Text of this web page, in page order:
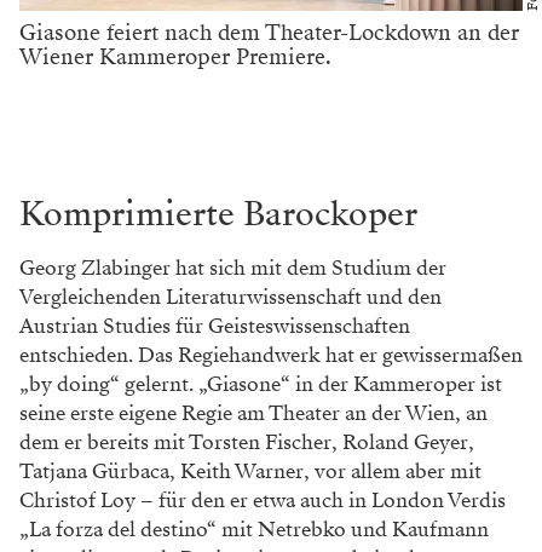
Giasone feiert nach dem Theater-Lockdown an der
Wiener Kammeroper Premiere.
Komprimierte Barockoper
Georg Zlabinger hat sich mit dem Studium der
Vergleichenden Literaturwissenschaft und den
Austrian Studies für Geisteswissenschaften
entschieden. Das Regiehandwerk hat er gewissermaßen
„by doing“ gelernt. „Giasone“ in der Kammeroper ist
seine erste eigene Regie am Theater an der Wien, an
dem er bereits mit Torsten Fischer, Roland Geyer,
Tatjana Gürbaca, Keith Warner, vor allem aber mit
Christof Loy – für den er etwa auch in London Verdis
„La forza del destino“ mit Netrebko und Kaufmann